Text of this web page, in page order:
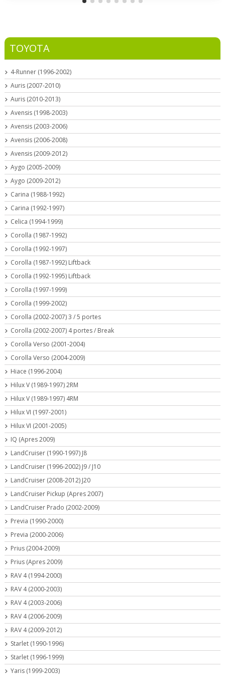
TOYOTA
4-Runner (1996-2002)
Auris (2007-2010)
Auris (2010-2013)
Avensis (1998-2003)
Avensis (2003-2006)
Avensis (2006-2008)
Avensis (2009-2012)
Aygo (2005-2009)
Aygo (2009-2012)
Carina (1988-1992)
Carina (1992-1997)
Celica (1994-1999)
Corolla (1987-1992)
Corolla (1992-1997)
Corolla (1987-1992) Liftback
Corolla (1992-1995) Liftback
Corolla (1997-1999)
Corolla (1999-2002)
Corolla (2002-2007) 3 / 5 portes
Corolla (2002-2007) 4 portes / Break
Corolla Verso (2001-2004)
Corolla Verso (2004-2009)
Hiace (1996-2004)
Hilux V (1989-1997) 2RM
Hilux V (1989-1997) 4RM
Hilux VI (1997-2001)
Hilux VI (2001-2005)
IQ (Apres 2009)
LandCruiser (1990-1997) J8
LandCruiser (1996-2002) J9 / J10
LandCruiser (2008-2012) J20
LandCruiser Pickup (Apres 2007)
LandCruiser Prado (2002-2009)
Previa (1990-2000)
Previa (2000-2006)
Prius (2004-2009)
Prius (Apres 2009)
RAV 4 (1994-2000)
RAV 4 (2000-2003)
RAV 4 (2003-2006)
RAV 4 (2006-2009)
RAV 4 (2009-2012)
Starlet (1990-1996)
Starlet (1996-1999)
Yaris (1999-2003)